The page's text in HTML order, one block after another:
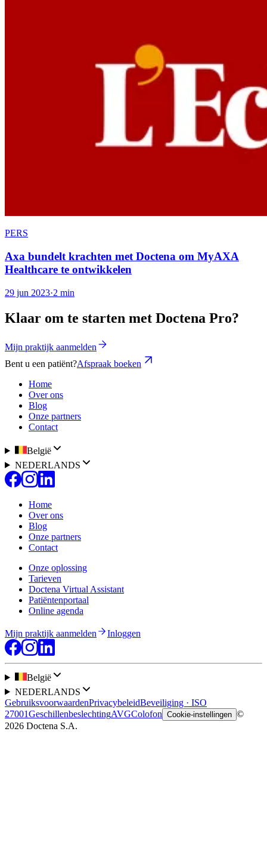
PERS
Axa bundelt krachten met Doctena om MyAXA
Healthcare te ontwikkelen
29 jun 2023·2 min
Klaar om te starten met Doctena Pro?
Mijn praktijk aanmelden
Bent u een patiënt?Afspraak boeken
Home
Over ons
Blog
Onze partners
Contact
België
NEDERLANDS
Home
Over ons
Blog
Onze partners
Contact
Onze oplossing
Tarieven
Doctena Virtual Assistant
Patiëntenportaal
Online agenda
Mijn praktijk aanmelden Inloggen
België
NEDERLANDS
GebruiksvoorwaardenPrivacybeleidBeveiliging · ISO
27001GeschillenbeslechtingAVGColofon Cookie-instellingen ©
2026 Doctena S.A.